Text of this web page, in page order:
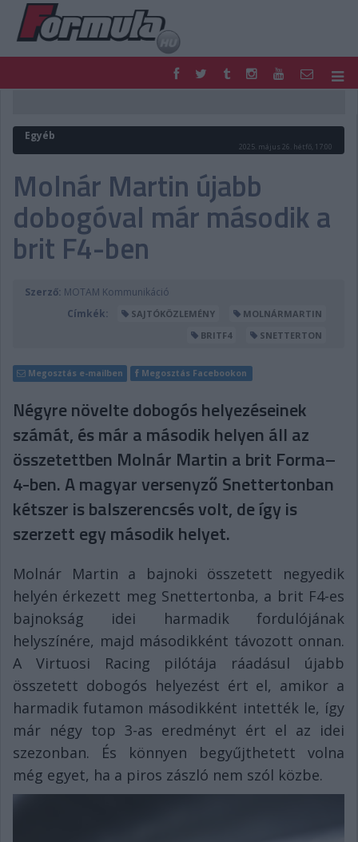
FORMULA
MOTOR
PODCAST
SHOP
LIVE
TIPPJÁTÉK
DIGITÁLIS MAGAZIN
PONTÁLLÁSOK
VERSENYNAPTÁRAK
Egyéb
2025. május 26. hétfő, 17:00
Molnár Martin újabb
dobogóval már második a
brit F4-ben
Szerző: MOTAM Kommunikáció
Címkék:
SAJTÓKÖZLEMÉNY
MOLNÁRMARTIN
BRITF4
SNETTERTON
Megosztás e-mailben Megosztás Facebookon
Négyre növelte dobogós helyezéseinek
számát, és már a második helyen áll az
összetettben Molnár Martin a brit Forma–
4-ben. A magyar versenyző Snettertonban
kétszer is balszerencsés volt, de így is
szerzett egy második helyet.
Molnár Martin a bajnoki összetett negyedik
helyén érkezett meg Snettertonba, a brit F4-es
bajnokság idei harmadik fordulójának
helyszínére, majd másodikként távozott onnan.
A Virtuosi Racing pilótája ráadásul újabb
összetett dobogós helyezést ért el, amikor a
harmadik futamon másodikként intették le, így
már négy top 3-as eredményt ért el az idei
szezonban. És könnyen begyűjthetett volna
még egyet, ha a piros zászló nem szól közbe.